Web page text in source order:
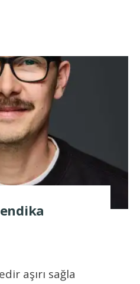
aşırı sağla